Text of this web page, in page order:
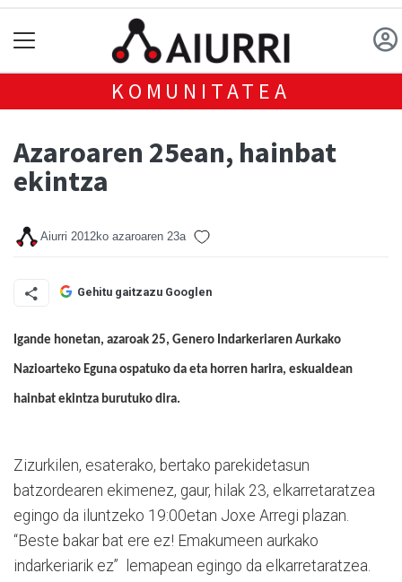
KOMUNITATEA
Azaroaren 25ean, hainbat
ekintza
Aiurri 2012ko azaroaren 23a
Gehitu gaitzazu Googlen
Igande honetan, azaroak 25, Genero Indarkeriaren Aurkako
Nazioarteko Eguna ospatuko da eta horren harira, eskualdean
hainbat ekintza burutuko dira.
Zizurkilen, esaterako, bertako parekidetasun
batzordearen ekimenez, gaur, hilak 23, elkarretaratzea
egingo da iluntzeko 19:00etan Joxe Arregi plazan.
“Beste bakar bat ere ez! Emakumeen aurkako
indarkeriarik ez”
lemapean egingo da elkarretaratzea.